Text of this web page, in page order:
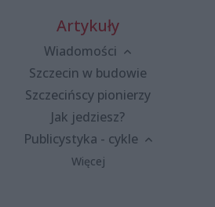
Artykuły
Wiadomości
Szczecin w budowie
Szczecińscy pionierzy
Jak jedziesz?
Publicystyka - cykle
Więcej